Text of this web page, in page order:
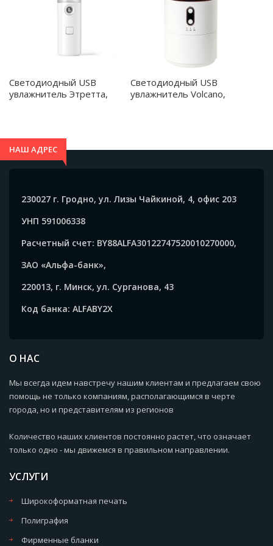
самочувствие. Вход: DC5.0V/2.0A Мощность: 4.5 Вт
Объем распыления: 15-20 мл/ч Емкость резервуара
для воды: 200 мл Материал изделия: ABS + PP + PCBA
Светодиодный USB
увлажнитель Этретта,
Светодиодный USB
увлажнитель Volcano,
НАШ АДРЕС
230027 г. Гродно, ул. Лизы Чайкиной, 4, офис 203
УНП 591006338
Расчетный счет: BY88ALFA30122747520010270000,
ЗАО «Альфа-банк»,
220013, г. Минск, ул. Сурганова, 43
Код банка: ALFABY2X
О НАС
Мы всегда идем навстречу нашим клиентам и предлагаем свою
помощь не только компаниям, располагающимся в черте
города, но и представителям из регионов
Количество наших клиентов постоянно растет, что означает
только одно - мы движемся в правильном направлении.
УСЛУГИ
Широкоформатная печать
Полиграфия
Фирменные бланки